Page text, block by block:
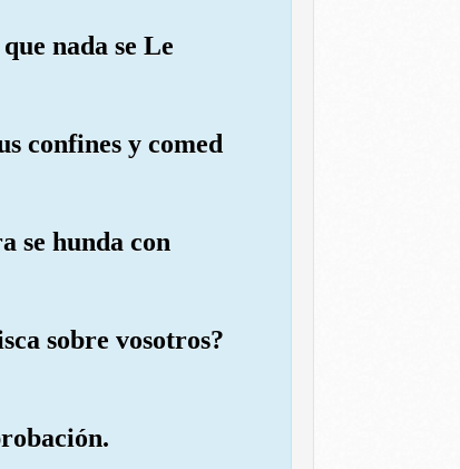
nada se Le
confines y comed
se hunda con
sobre vosotros?